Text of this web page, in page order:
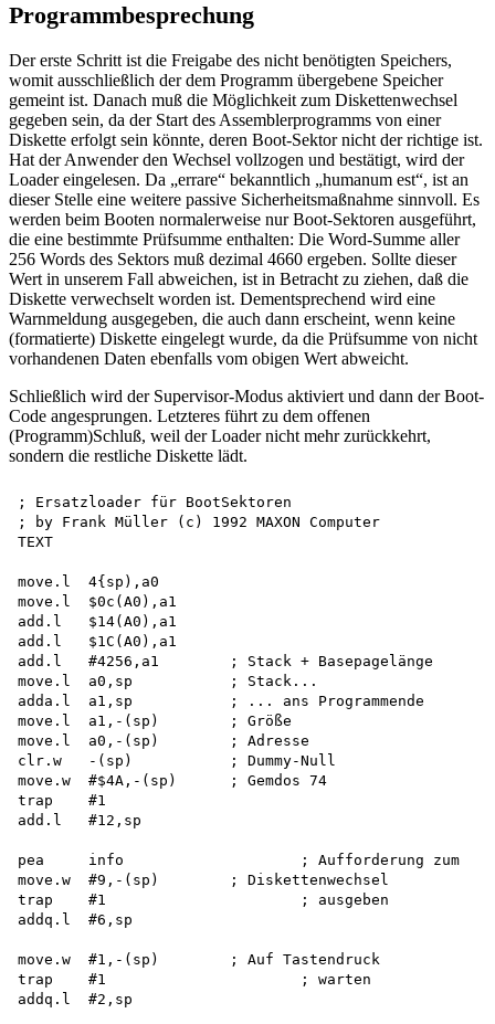
Programmbesprechung
Der erste Schritt ist die Freigabe des nicht benötigten Speichers,
womit ausschließlich der dem Programm übergebene Speicher
gemeint ist. Danach muß die Möglichkeit zum Diskettenwechsel
gegeben sein, da der Start des Assemblerprogramms von einer
Diskette erfolgt sein könnte, deren Boot-Sektor nicht der richtige ist.
Hat der Anwender den Wechsel vollzogen und bestätigt, wird der
Loader eingelesen. Da „errare“ bekanntlich „humanum est“, ist an
dieser Stelle eine weitere passive Sicherheitsmaßnahme sinnvoll. Es
werden beim Booten normalerweise nur Boot-Sektoren ausgeführt,
die eine bestimmte Prüfsumme enthalten: Die Word-Summe aller
256 Words des Sektors muß dezimal 4660 ergeben. Sollte dieser
Wert in unserem Fall abweichen, ist in Betracht zu ziehen, daß die
Diskette verwechselt worden ist. Dementsprechend wird eine
Warnmeldung ausgegeben, die auch dann erscheint, wenn keine
(formatierte) Diskette eingelegt wurde, da die Prüfsumme von nicht
vorhandenen Daten ebenfalls vom obigen Wert abweicht.
Schließlich wird der Supervisor-Modus aktiviert und dann der Boot-
Code angesprungen. Letzteres führt zu dem offenen
(Programm)Schluß, weil der Loader nicht mehr zurückkehrt,
sondern die restliche Diskette lädt.
; Ersatzloader für BootSektoren
; by Frank Müller (c) 1992 MAXON Computer
TEXT
move.l	4{sp),a0
move.l	$0c(A0),a1
add.l	$14(A0),a1
add.l	$1C(A0),a1
add.l	#4256,a1	; Stack	+ Basepagelänge
move.l	a0,sp		; Stack...
adda.l	a1,sp		; ... ans Programmende
move.l	a1,-(sp)	; Größe
move.l	a0,-(sp)	; Adresse
clr.w	-(sp)		; Dummy-Null
move.w	#$4A,-(sp)	; Gemdos 74
trap	#1
add.l	#12,sp
pea	info			; Aufforderung zum
move.w	#9,-(sp)	; Diskettenwechsel
trap	#1			; ausgeben
addq.l	#6,sp
move.w	#1,-(sp)	; Auf Tastendruck
trap	#1			; warten
addq.l	#2,sp